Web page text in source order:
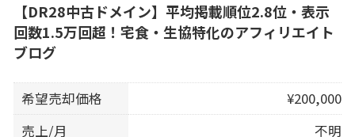
【DR28中古ドメイン】平均掲載順位2.8位・表示
回数1.5万回超！宅食・生協特化のアフィリエイト
ブログ
希望売却価格
¥200,000
売上/月
不明